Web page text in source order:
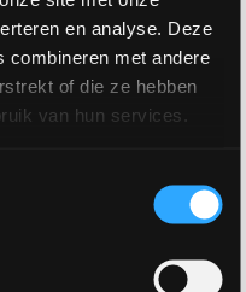
en analyse. Deze
combineren met andere
of die ze hebben
van hun services.
bericht.
met een transparante
zelf kiezen?